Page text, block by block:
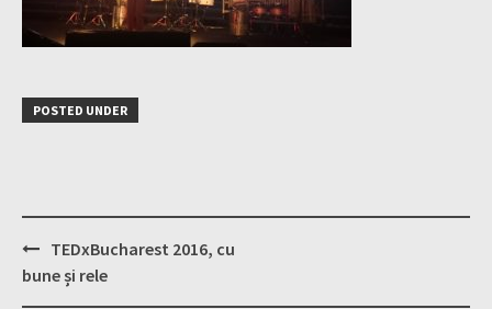
POSTED UNDER
Post
navigation
TEDxBucharest 2016, cu
bune și rele